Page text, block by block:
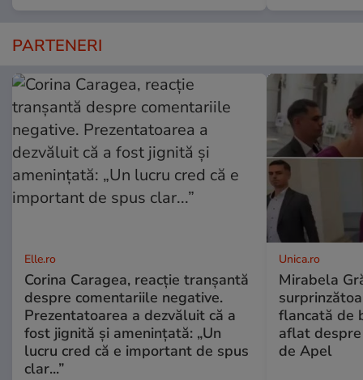
PARTENERI
Elle.ro
Corina Caragea, reacție tranșantă
despre comentariile negative.
Prezentatoarea a dezvăluit că a
fost jignită și amenințată: „Un
lucru cred că e important de spus
clar...”
Unica.ro
Mirabela
flancată de
aflat
de Apel